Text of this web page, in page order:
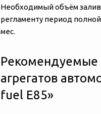
Необходимый объём
регламенту период
мес.
Рекомендуемые
агрегатов
fuel E85»